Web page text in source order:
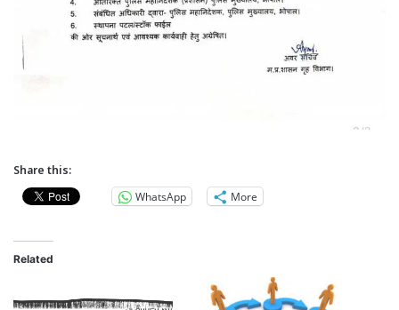
Share this:
WhatsApp
More
Related